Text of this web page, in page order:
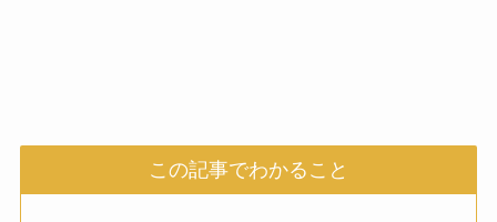
この記事でわかること